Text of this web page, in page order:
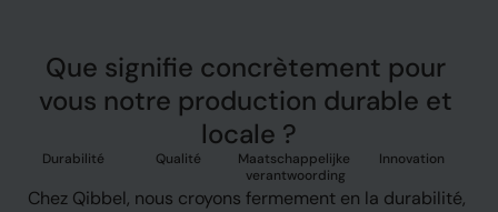
Que signifie concrètement pour
vous notre production durable et
locale ?
Durabilité Qualité
Maatschappelijke
verantwoording
Innovation
Chez Qibbel, nous croyons fermement en la durabilité,